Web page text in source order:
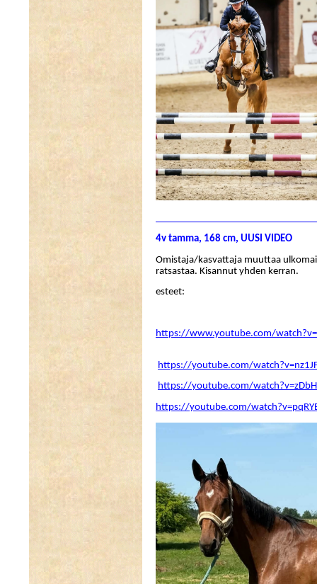
4v tamma, 168 cm, UUSI VIDEO
Omistaja/kasvattaja muuttaa
ratsastaa. Kisannut yhden kerran.
esteet:
https://www.youtube.com/
https://youtube.com/
https://youtube.com/
https://youtube.com/